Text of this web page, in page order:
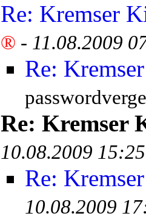
Re: Kremser
® - 11.08.2009
Re:
Re: Kremser
10.08.2009 15:25
Re:
10.08.2009